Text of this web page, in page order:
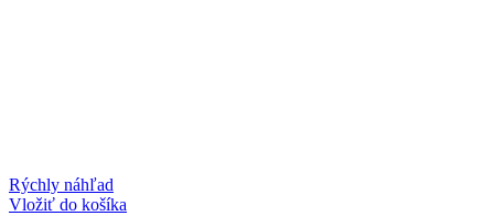
Rýchly náhľad
Vložiť do košíka